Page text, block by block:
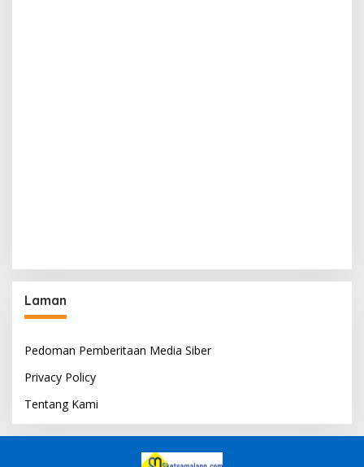
Laman
Pedoman Pemberitaan Media Siber
Privacy Policy
Tentang Kami